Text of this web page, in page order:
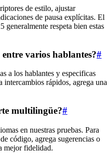
de estilo, ajustar
de pausa explícitas. El
respeta bien estas
varios hablantes?#
a los hablantes y especificas
intercambios rápidos, agrega una
multilingüe?#
en nuestras pruebas. Para
código, agrega sugerencias o
mejor fidelidad.